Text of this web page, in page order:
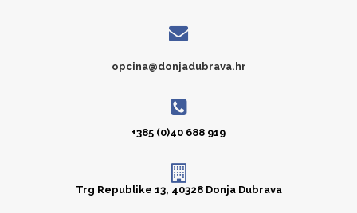
opcina@donjadubrava.hr
+385 (0)40 688 919
Trg Republike 13, 40328 Donja Dubrava